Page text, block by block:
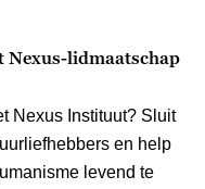
Nexus-lidmaatschap
Nexus Instituut? Sluit
en help
levend te